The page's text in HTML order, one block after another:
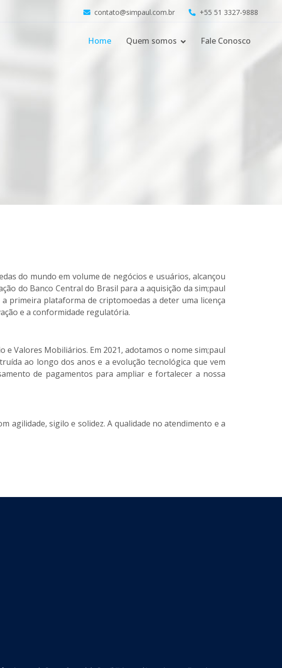
contato@simpaul.com.br +55 51 3327-9888
Home Quem somos Fale Conosco
do mundo em volume de negócios e usuários, alcançou
do Banco Central do Brasil para a aquisição da sim;paul
primeira plataforma de criptomoedas a deter uma licença
e a conformidade regulatória.
e Valores Mobiliários. Em 2021, adotamos o nome sim;paul
ao longo dos anos e a evolução tecnológica que vem
de pagamentos para ampliar e fortalecer a nossa
agilidade, sigilo e solidez. A qualidade no atendimento e a